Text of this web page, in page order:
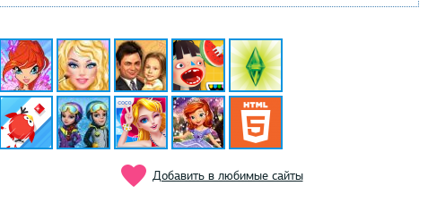
Добавить в любимые сайты